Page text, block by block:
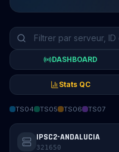
DASHBOARD
Stats QC
TS04 TS05 TS06 TS07
IPSC2-ANDALUCIA
321650